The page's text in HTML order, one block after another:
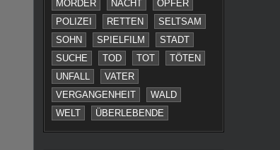
MÖRDER
NACHT
OPFER
POLIZEI
RETTEN
SELTSAM
SOHN
SPIELFILM
STADT
SUCHE
TOD TOT
TÖTEN
UNFALL
VATER
VERGANGENHEIT
WALD
WELT
ÜBERLEBENDE